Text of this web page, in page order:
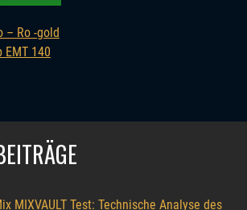
– Ro -gold
EMT 140
MIXVAULT Test: Technische Analyse des